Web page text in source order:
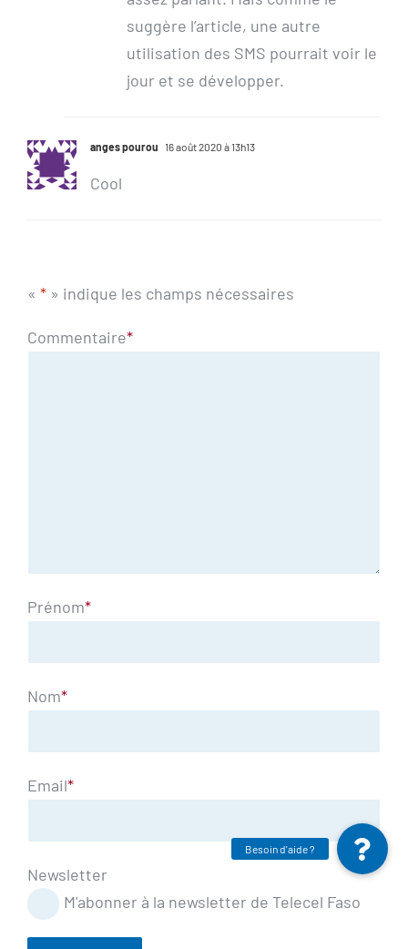
suggère l’article, une autre
utilisation des SMS pourrait voir le
jour et se développer.
anges pourou 16 août 2020 à 13h13
Cool
« * » indique les champs nécessaires
Commentaire*
Prénom*
Nom*
Email*
Newsletter
M'abonner à la newsletter de Telecel Faso